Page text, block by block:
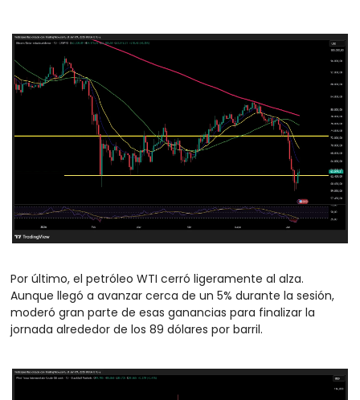
Por último, el petróleo WTI cerró ligeramente al alza.
Aunque llegó a avanzar cerca de un 5% durante la sesión,
moderó gran parte de esas ganancias para finalizar la
jornada alrededor de los 89 dólares por barril.